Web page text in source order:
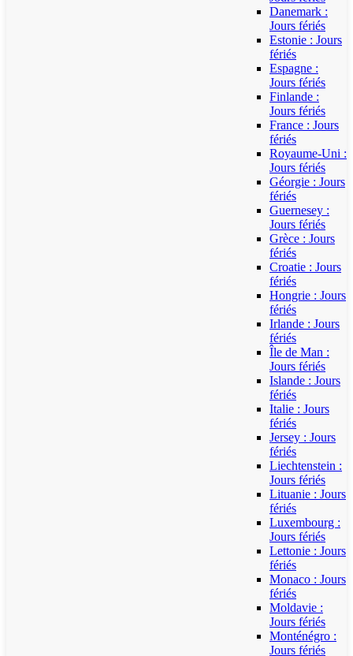
Danemark :
Jours fériés
Estonie : Jours
fériés
Espagne :
Jours fériés
Finlande :
Jours fériés
France : Jours
fériés
Royaume-Uni :
Jours fériés
Géorgie : Jours
fériés
Guernesey :
Jours fériés
Grèce : Jours
fériés
Croatie : Jours
fériés
Hongrie : Jours
fériés
Irlande : Jours
fériés
Île de Man :
Jours fériés
Islande : Jours
fériés
Italie : Jours
fériés
Jersey : Jours
fériés
Liechtenstein :
Jours fériés
Lituanie : Jours
fériés
Luxembourg :
Jours fériés
Lettonie : Jours
fériés
Monaco : Jours
fériés
Moldavie :
Jours fériés
Monténégro :
Jours fériés